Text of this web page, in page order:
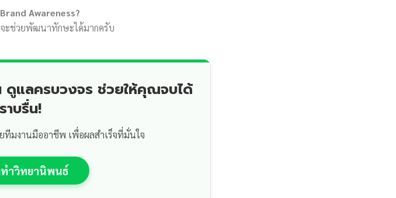
Awareness?
จะช่วยพัฒนาทักษะได้มากครับ
แลครบวงจร ช่วยให้คุณจบได้
าบรื่น!
มงานมืออาชีพ เพื่อผลสำเร็จที่มั่นใจ
ทำวิทยานิพนธ์